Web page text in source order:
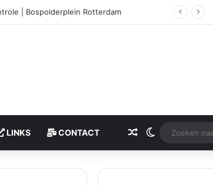
| Bospolderplein Rotterdam
LINKS CONTACT Gerelateerd artikel
Switch skin